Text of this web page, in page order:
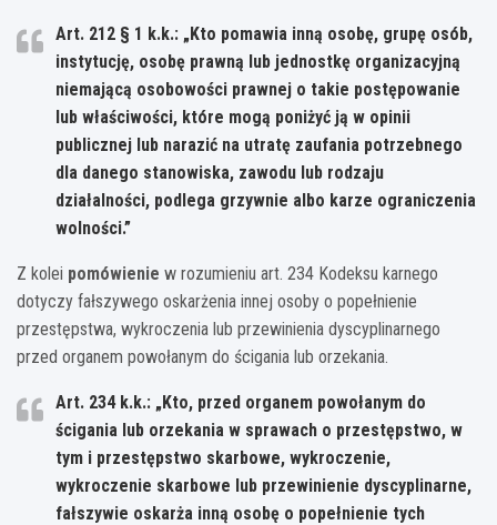
Art. 212 § 1 k.k.: „Kto pomawia inną osobę, grupę osób,
instytucję, osobę prawną lub jednostkę organizacyjną
niemającą osobowości prawnej o takie postępowanie
lub właściwości, które mogą poniżyć ją w opinii
publicznej lub narazić na utratę zaufania potrzebnego
dla danego stanowiska, zawodu lub rodzaju
działalności, podlega grzywnie albo karze ograniczenia
wolności.”
Z kolei pomówienie w rozumieniu art. 234 Kodeksu karnego
dotyczy fałszywego oskarżenia innej osoby o popełnienie
przestępstwa, wykroczenia lub przewinienia dyscyplinarnego
przed organem powołanym do ścigania lub orzekania.
Art. 234 k.k.: „Kto, przed organem powołanym do
ścigania lub orzekania w sprawach o przestępstwo, w
tym i przestępstwo skarbowe, wykroczenie,
wykroczenie skarbowe lub przewinienie dyscyplinarne,
fałszywie oskarża inną osobę o popełnienie tych